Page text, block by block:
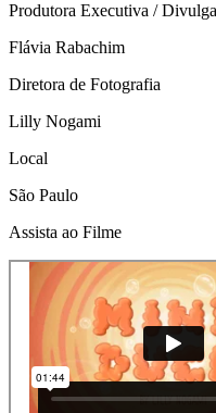
Produtora Executiva /
Flávia Rabachim
Diretora de Fotografia
Lilly Nogami
Local
São Paulo
Assista ao Filme